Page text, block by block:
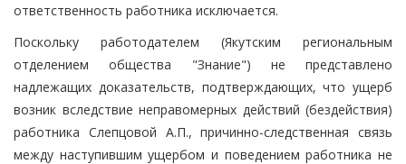
ответственность работника исключается.
Поскольку работодателем (Якутским региональным
отделением общества "Знание") не представлено
надлежащих доказательств, подтверждающих, что ущерб
возник вследствие неправомерных действий (бездействия)
работника Слепцовой А.П., причинно-следственная связь
между наступившим ущербом и поведением работника не